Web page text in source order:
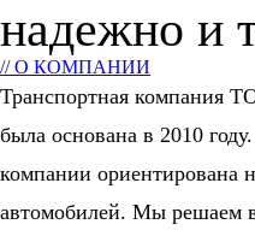
надежно и
// О КОМПАНИИ
Транспортная компания
была основана в 2010
компании ориентирована
автомобилей. Мы решаем